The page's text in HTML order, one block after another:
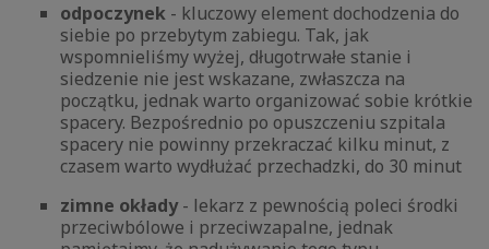
odpoczynek - kluczowy element dochodzenia do
siebie po przebytym zabiegu. Tak, jak
wspomnieliśmy wyżej, długotrwałe stanie i
siedzenie nie jest wskazane, zwłaszcza na
początku, jednak warto organizować sobie krótkie
spacery. Bezpośrednio po opuszczeniu szpitala
spacery nie powinny przekraczać kilku minut, z
czasem warto wydłużać przechadzki, do 30 minut
zimne okłady- lekarz z pewnością poleci środki
przeciwbólowe i przeciwzapalne, jednak